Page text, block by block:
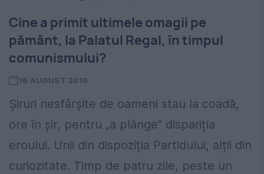
Cine a primit ultimele omagii pe
pământ, la Palatul Regal, în timpul
comunismului?
16 AUGUST 2016
Șiruri nesfârșite de oameni stau la coadă,
ore în șir, pentru „a plânge” dispariția
eroului. Unii din dispoziția Partidului, alții din
curiozitate. Timp de patru zile, peste un